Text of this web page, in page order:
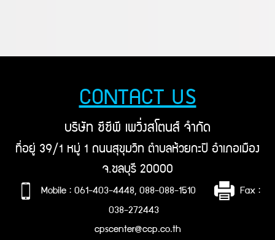
CONTACT US
บริษัท ซีซีพี เพวิ่งสโตนส์ จำกัด
ที่อยู่ 39/1 หมู่ 1 ถนนสุขุมวิท ตำบลห้วยกะปิ อำเภอเมือง
จ.ชลบุรี 20000
Mobile : 061-403-4448, 088-088-1510 Fax :
038-272443
cpscenter@ccp.co.th